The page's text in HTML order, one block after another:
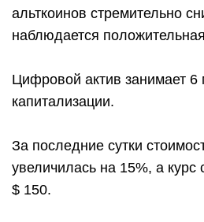
альткоинов стремительно
наблюдается
Цифровой актив занимает 6
капитализации.
За последние сутки
увеличилась на 15%, а курс
$ 150.